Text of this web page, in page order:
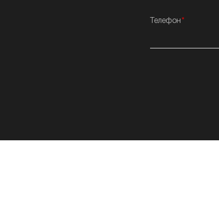
Телефон